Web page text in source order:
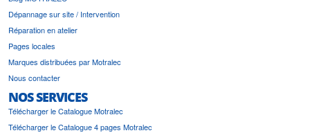
Dépannage sur site / Intervention
Réparation en atelier
Pages locales
Marques distribuées par Motralec
Nous contacter
NOS SERVICES
Télécharger le Catalogue Motralec
Télécharger le Catalogue 4 pages Motralec